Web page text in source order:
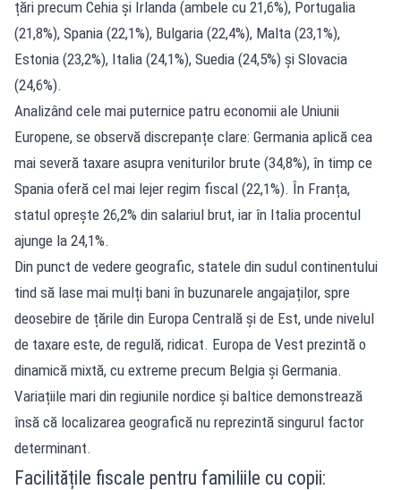
țări precum Cehia și Irlanda (ambele cu 21,6%), Portugalia
(21,8%), Spania (22,1%), Bulgaria (22,4%), Malta (23,1%),
Estonia (23,2%), Italia (24,1%), Suedia (24,5%) și Slovacia
(24,6%).
Analizând cele mai puternice patru economii ale Uniunii
Europene, se observă discrepanțe clare: Germania aplică cea
mai severă taxare asupra veniturilor brute (34,8%), în timp ce
Spania oferă cel mai lejer regim fiscal (22,1%). În Franța,
statul oprește 26,2% din salariul brut, iar în Italia procentul
ajunge la 24,1%.
Din punct de vedere geografic, statele din sudul continentului
tind să lase mai mulți bani în buzunarele angajaților, spre
deosebire de țările din Europa Centrală și de Est, unde nivelul
de taxare este, de regulă, ridicat. Europa de Vest prezintă o
dinamică mixtă, cu extreme precum Belgia și Germania.
Variațiile mari din regiunile nordice și baltice demonstrează
însă că localizarea geografică nu reprezintă singurul factor
determinant.
Facilitățile fiscale pentru familiile cu copii: